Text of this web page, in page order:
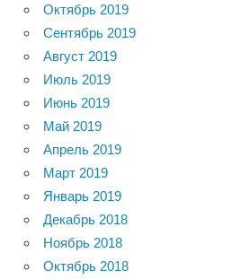
Октябрь 2019
Сентябрь 2019
Август 2019
Июль 2019
Июнь 2019
Май 2019
Апрель 2019
Март 2019
Январь 2019
Декабрь 2018
Ноябрь 2018
Октябрь 2018